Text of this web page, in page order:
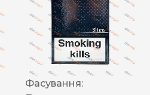
Фасування: